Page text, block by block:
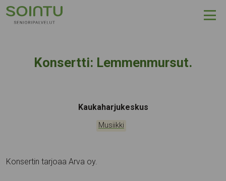
Hyppää sisältöön
Konsertti: Lemmenmursut.
Tapahtumapaikka:
Kaukaharjukeskus
Kategoriat:
Musiikki
Konsertin tarjoaa Arva oy.